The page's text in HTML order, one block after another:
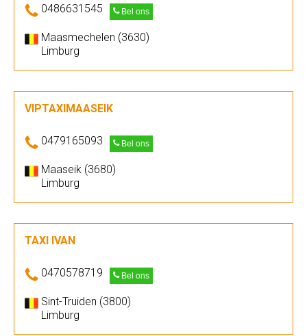
0486631545 Bel ons
Maasmechelen (3630)
Limburg
VIPTAXIMAASEIK
0479165093 Bel ons
Maaseik (3680)
Limburg
TAXI IVAN
0470578719 Bel ons
Sint-Truiden (3800)
Limburg